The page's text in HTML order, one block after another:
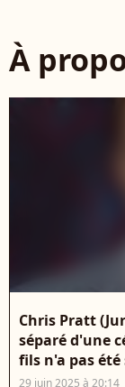
À
Chris Pratt
séparé d'une
fils n'a pas
29 juin 2025 à 20:14